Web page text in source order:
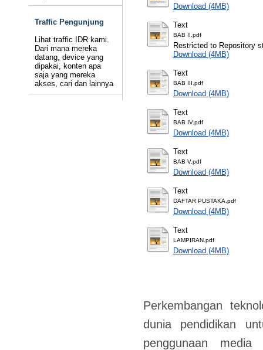
Traffic Pengunjung
Lihat traffic IDR kami.
Dari mana mereka
datang, device yang
dipakai, konten apa
saja yang mereka
akses, cari dan lainnya
Download (4MB)
Text
BAB II.pdf
Restricted to Repository
Download (4MB)
Text
BAB III.pdf
Download (4MB)
Text
BAB IV.pdf
Download (4MB)
Text
BAB V.pdf
Download (4MB)
Text
DAFTAR PUSTAKA.pdf
Download (4MB)
Text
LAMPIRAN.pdf
Download (4MB)
Perkembangan
dunia pendidikan
penggunaan